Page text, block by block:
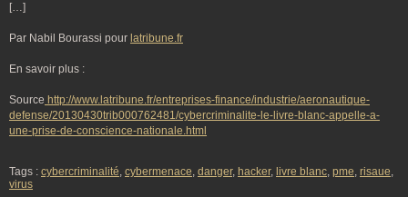
[…]
Par Nabil Bourassi pour latribune.fr
En savoir plus :
Source http://www.latribune.fr/entreprises-finance/industrie/aeronautique-
defense/20130430trib000762481/cybercriminalite-le-livre-blanc-appelle-a-
une-prise-de-conscience-nationale.html
Tags : cybercriminalité, cybermenace, danger, hacker, livre blanc, pme, risaue,
virus